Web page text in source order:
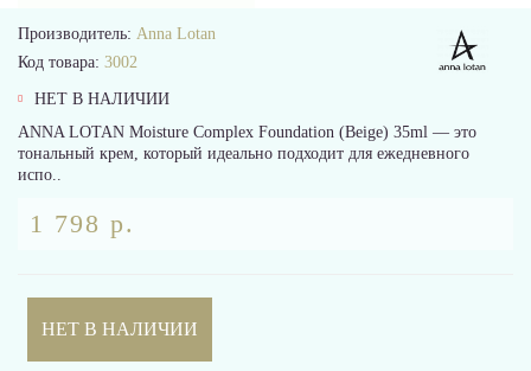
Производитель: Anna Lotan
Код товара: 3002
НЕТ В НАЛИЧИИ
ANNA LOTAN Moisture Complex Foundation (Beige) 35ml — это
тональный крем, который идеально подходит для ежедневного
испо..
1 798 р.
НЕТ В НАЛИЧИИ